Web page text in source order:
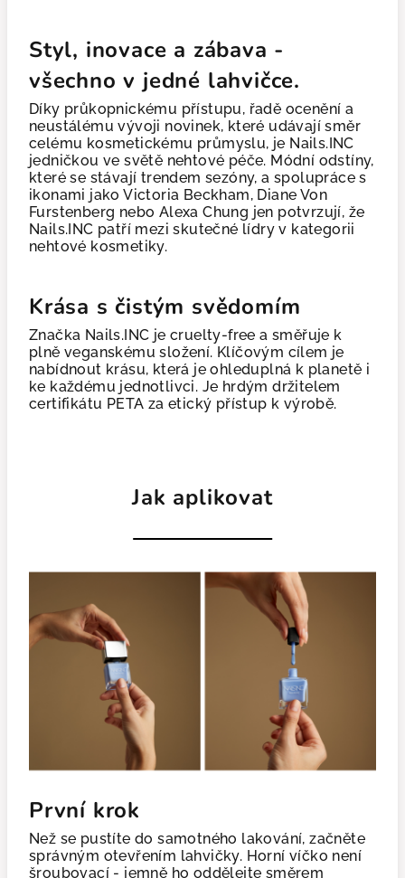
Styl, inovace a zábava -
všechno v jedné lahvičce.
Díky průkopnickému přístupu, řadě ocenění a
neustálému vývoji novinek, které udávají směr
celému kosmetickému průmyslu, je Nails.INC
jedničkou ve světě nehtové péče. Módní odstíny,
které se stávají trendem sezóny, a spolupráce s
ikonami jako Victoria Beckham, Diane Von
Furstenberg nebo Alexa Chung jen potvrzují, že
Nails.INC patří mezi skutečné lídry v kategorii
nehtové kosmetiky.
Krása s čistým svědomím
Značka Nails.INC je cruelty-free a směřuje k
plně veganskému složení. Klíčovým cílem je
nabídnout krásu, která je ohleduplná k planetě i
ke každému jednotlivci. Je hrdým držitelem
certifikátu PETA za etický přístup k výrobě.
Jak aplikovat
První krok
Než se pustíte do samotného lakování, začněte
správným otevřením lahvičky. Horní víčko není
šroubovací - jemně ho oddělejte směrem